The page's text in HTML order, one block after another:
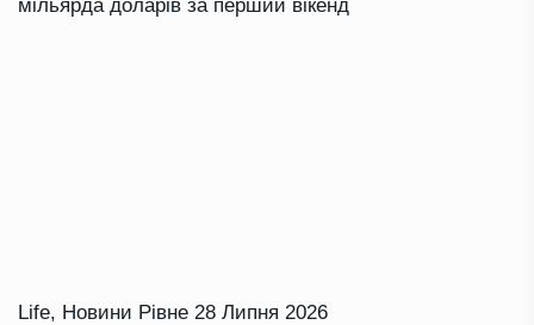
мільярда доларів за перший вікенд
Life, Новини Рівне 28 Липня 2026